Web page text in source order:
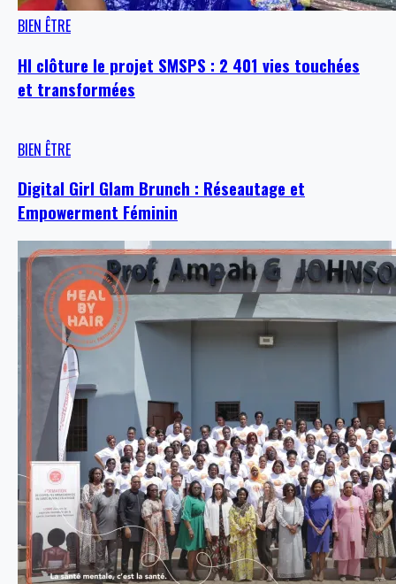
BIEN ÊTRE
HI clôture le projet SMSPS : 2 401 vies touchées
et transformées
BIEN ÊTRE
Digital Girl Glam Brunch : Réseautage et
Empowerment Féminin